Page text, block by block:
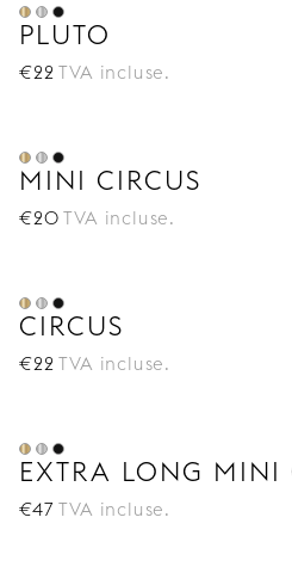
PLUTO
€22 TVA incluse.
MINI CIRCUS
€20 TVA incluse.
CIRCUS
€22 TVA incluse.
EXTRA LONG MINI
€47 TVA incluse.